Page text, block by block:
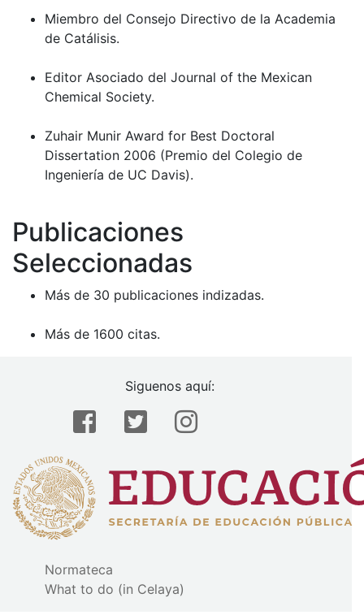
Miembro del Consejo Directivo de la Academia
de Catálisis.
Editor Asociado del Journal of the Mexican
Chemical Society.
Zuhair Munir Award for Best Doctoral
Dissertation 2006 (Premio del Colegio de
Ingeniería de UC Davis).
Publicaciones
Seleccionadas
Más de 30 publicaciones indizadas.
Más de 1600 citas.
Siguenos aquí:
Normateca
What to do (in Celaya)